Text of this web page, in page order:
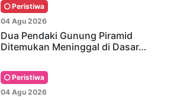
Peristiwa
04 Agu 2026
Dua Pendaki Gunung Piramid
Ditemukan Meninggal di Dasar…
Peristiwa
04 Agu 2026